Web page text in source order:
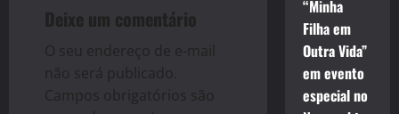
v
i
g
Deixe um comentário
O seu endereço de e-mail
não será publicado.
Campos obrigatórios são
“Minha
Filha em
Outra Vida”
em evento
especial no